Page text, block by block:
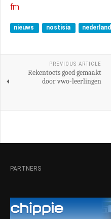
fm
nieuws nostisia nederland
PREVIOUS ARTICLE
Rekentoets goed gemaakt
door vwo-leerlingen
PARTNERS